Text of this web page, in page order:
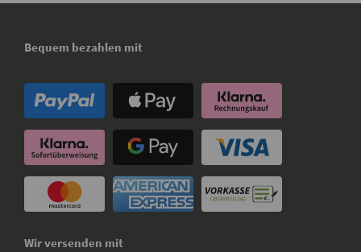
Bequem bezahlen mit
Wir versenden mit